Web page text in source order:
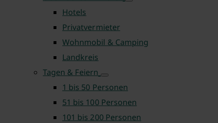
Hotels
Privatvermieter
Wohnmobil & Camping
Landkreis
Tagen & Feiern
1 bis 50 Personen
51 bis 100 Personen
101 bis 200 Personen